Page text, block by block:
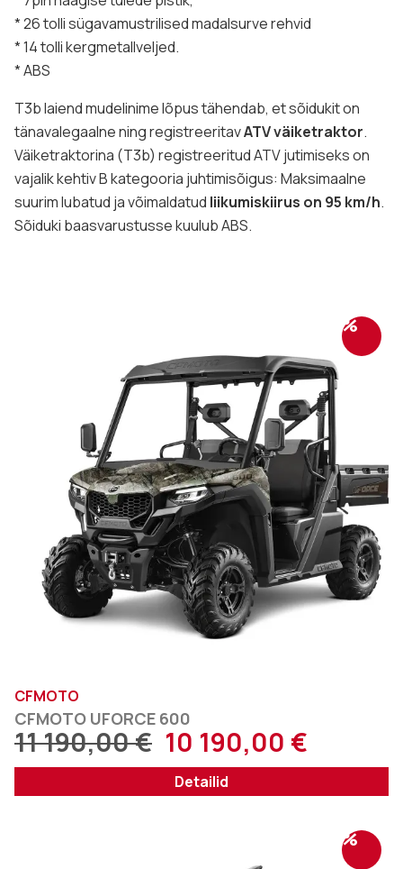
* 26 tolli sügavamustrilised madalsurve rehvid
* 14 tolli kergmetallveljed.
* ABS
T3b laiend mudelinime lõpus tähendab, et sõidukit on
tänavalegaalne ning registreeritavATV väiketraktor.
Väiketraktorina (T3b) registreeritud ATV jutimiseks on
vajalik kehtiv B kategooria juhtimisõigus: Maksimaalne
suurim lubatud ja võimaldatud liikumiskiirus on 95 km/h.
Sõiduki baasvarustusse kuulub ABS.
%
CFMOTO
CFMOTO UFORCE 600
11 190,00€ 10 190,00 €
Detailid
%